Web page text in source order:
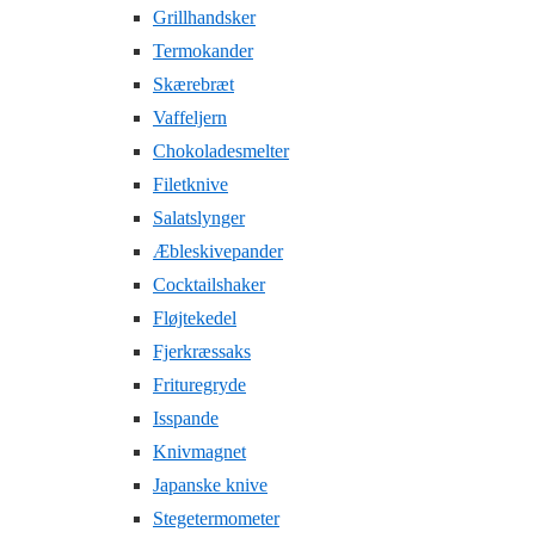
Grillhandsker
Termokander
Skærebræt
Vaffeljern
Chokoladesmelter
Filetknive
Salatslynger
Æbleskivepander
Cocktailshaker
Fløjtekedel
Fjerkræssaks
Frituregryde
Isspande
Knivmagnet
Japanske knive
Stegetermometer